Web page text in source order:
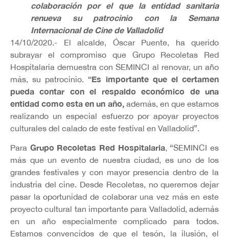
colaboración por el que la entidad sanitaria
renueva su patrocinio con la Semana
Internacional de Cine de Valladolid
14/10/2020.- El alcalde, Óscar Puente, ha querido
subrayar el compromiso que Grupo Recoletas Red
Hospitalaria demuestra con SEMINCI al renovar, un año
más, su patrocinio. “Es importante que el certamen
pueda contar con el respaldo económico de una
entidad como esta en un año,además, en que estamos
realizando un especial esfuerzo por apoyar proyectos
culturales del calado de este festival en Valladolid”.
Para Grupo Recoletas Red Hospitalaria, “SEMINCI es
más que un evento de nuestra ciudad, es uno de los
grandes festivales y con mayor presencia dentro de la
industria del cine. Desde Recoletas, no queremos dejar
pasar la oportunidad de colaborar una vez más en este
proyecto cultural tan importante para Valladolid, además
en un año especialmente complicado para todos.
Estamos convencidos de que el tesón, la ilusión, el